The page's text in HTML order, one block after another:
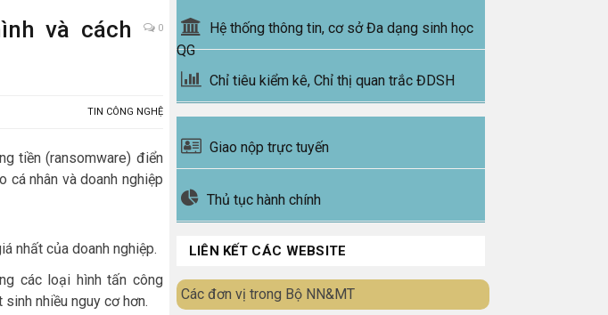
và cách
0
TIN CÔNG NGHỆ
tiền (ransomware) điển
cá nhân và doanh nghiệp
nhất của doanh nghiệp.
các loại hình tấn công
nhiều nguy cơ hơn.
Hệ thống thông tin, cơ sở Đa dạng sinh học
QG
Chỉ tiêu kiểm kê, Chỉ thị quan trắc ĐDSH
Giao nộp trực tuyến
Thủ tục hành chính
LIÊN KẾT CÁC WEBSITE
Các đơn vị trong Bộ NN&MT